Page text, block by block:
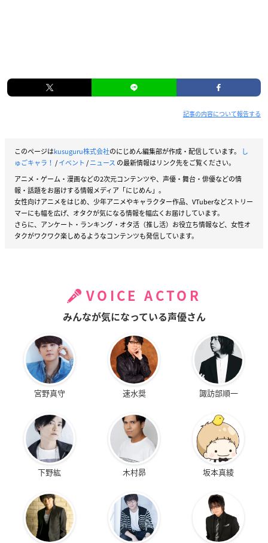
記事の内容について報告する
このページはkusuguru株式会社のにじめん編集部が作成・配信しています。
し
ゅごキャラ！ /イベント /ニュース の最新情報はリンク先をご覧ください。
アニメ・ゲーム・漫画などの2次元コンテンツや、声優・舞台・俳優などの情
報・話題をお届けする情報メディア「にじめん」。
女性向けアニメをはじめ、少年アニメやキャラクター作品、VTuberなどストリー
マーにも幅を広げ、オタクが気になる情報を幅広くお届けしています。
さらに、アンケート・ランキング・オタ活（推し活）お役立ち情報など、女性オ
タクがワクワク楽しめるようなコンテンツも発信しています。
VOICE ACTOR
みんなが気になっている声優さん
宮野真守 速水奨 諏訪部順一
下野紘 木村昴 坂本真綾